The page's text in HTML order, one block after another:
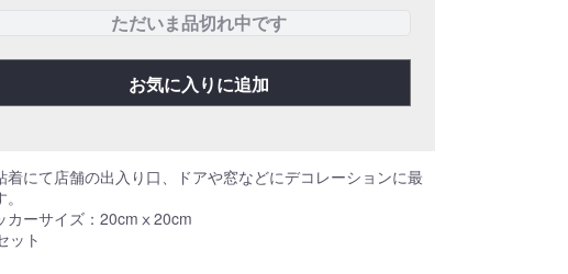
ただいま品切れ中です
お気に入りに追加
着にて店舗の出入り口、ドアや窓などにデコレーションに最
カーサイズ：20cmⅹ20cm
ット